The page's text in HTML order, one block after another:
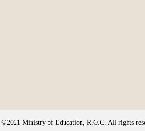
©2021 Ministry of Education, R.O.C. All rights